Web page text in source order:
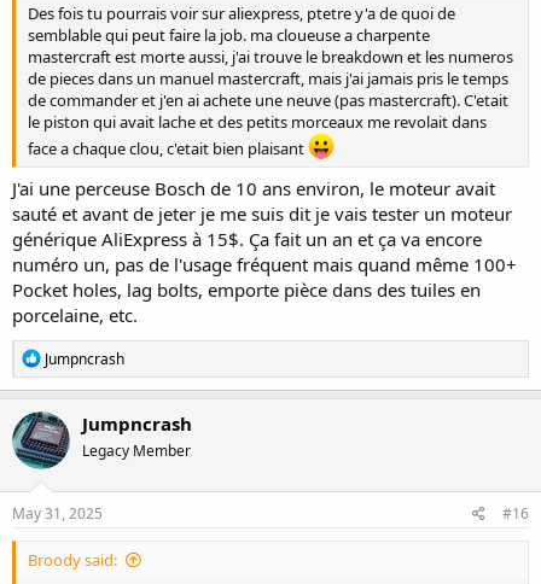
Des fois tu pourrais voir sur aliexpress, ptetre y'a de quoi de
semblable qui peut faire la job. ma cloueuse a charpente
mastercraft est morte aussi, j'ai trouve le breakdown et les numeros
de pieces dans un manuel mastercraft, mais j'ai jamais pris le temps
de commander et j'en ai achete une neuve (pas mastercraft). C'etait
le piston qui avait lache et des petits morceaux me revolait dans
face a chaque clou, c'etait bien plaisant
J'ai une perceuse Bosch de 10 ans environ, le moteur avait
sauté et avant de jeter je me suis dit je vais tester un moteur
générique AliExpress à 15$. Ça fait un an et ça va encore
numéro un, pas de l'usage fréquent mais quand même 100+
Pocket holes, lag bolts, emporte pièce dans des tuiles en
porcelaine, etc.
R
e
a
c
t
i
o
n
s
Jumpncrash
Jumpncrash
Legacy Member
May 31, 2025 #16
Broody said: